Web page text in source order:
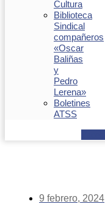
Cultura
Biblioteca
Sindical
compañeros
«Oscar
Baliñas
y
Pedro
Lerena»
Boletines
ATSS
9 febrero, 2024